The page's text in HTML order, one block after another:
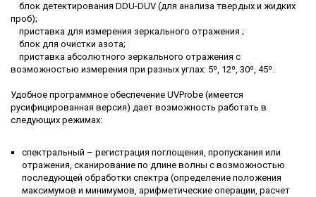
блок детектирования DDU-DUV (для анализа твердых и жидких
проб);
приставка для измерения зеркального отражения ;
блок для очистки азота;
приставка абсолютного зеркального отражения с
возможностью измерения при разных углах: 5⁰, 12⁰, 30⁰, 45⁰.
Удобное программное обеспечение UVProbe (имеется
русифицированная версия) дает возможность работать в
следующих режимах:
спектральный – регистрация поглощения, пропускания или
отражения, сканирование по длине волны с возможностью
последующей обработки спектра (определение положения
максимумов и минимумов, арифметические операции, расчет